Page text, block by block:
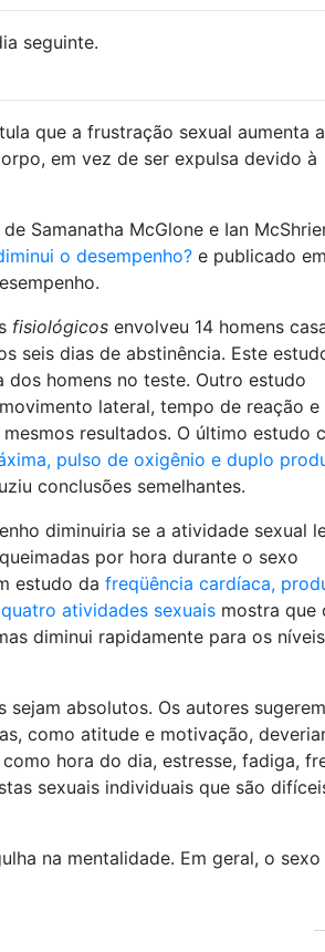
seguinte.
que a frustração sexual aumenta a
em vez de ser expulsa devido à
de Samanatha McGlone e Ian
o desempenho? e publicado
fisiológicos envolveu 14 homens
seis dias de abstinência. Este
homens no teste. Outro estudo
lateral, tempo de reação e
resultados. O último estudo
pulso de oxigênio e duplo
conclusões semelhantes.
diminuiria se a atividade sexual
por hora durante o sexo
estudo da freqüência cardíaca,
atividades sexuais mostra que
diminui rapidamente para os
absolutos. Os autores
como atitude e motivação,
hora do dia, estresse, fadiga,
sexuais individuais que são
na mentalidade. Em geral, o sexo